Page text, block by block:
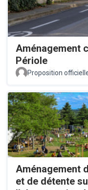
Aménagement
Périole
Proposition
Aménagement
et de détente